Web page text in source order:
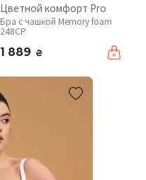
Цветной комфорт Pro
Бра с чашкой Memory foam
248CP
1 889 ₴